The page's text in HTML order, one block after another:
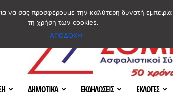
ΔΗΜΟΤΙΚΑ ΕΚΔΗΛΩΣΕΙΣ ΕΚΛΟΓΕΣ
να σας προσφέρουμε την καλύτερη δυνατή
τη χρήση των cookies.
ΑΠΟΔΟΧΗ